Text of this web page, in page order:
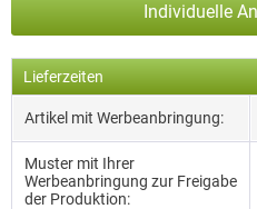
Individuelle
Lieferzeiten
Artikel mit Werbeanbringung:
Muster mit Ihrer
Werbeanbringung zur Freigabe
der Produktion: